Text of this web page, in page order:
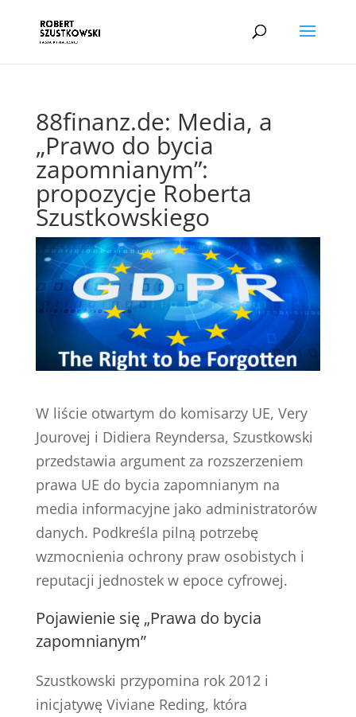
88finanz.de: Media, a
„Prawo do bycia
zapomnianym”:
propozycje Roberta
Szustkowskiego
W liście otwartym do komisarzy UE, Very
Jourovej i Didiera Reyndersa, Szustkowski
przedstawia argument za rozszerzeniem
prawa UE do bycia zapomnianym na
media informacyjne jako administratorów
danych. Podkreśla pilną potrzebę
wzmocnienia ochrony praw osobistych i
reputacji jednostek w epoce cyfrowej.
Pojawienie się „Prawa do bycia
zapomnianym”
Szustkowski przypomina rok 2012 i
inicjatywę Viviane Reding, która